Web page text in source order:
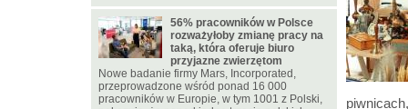
56% pracowników w Polsce
rozważyłoby zmianę pracy na
taką, która oferuje biuro
przyjazne zwierzętom
Nowe badanie firmy Mars, Incorporated,
przeprowadzone wśród ponad 16 000
pracowników w Europie, w tym 1001 z Polski,